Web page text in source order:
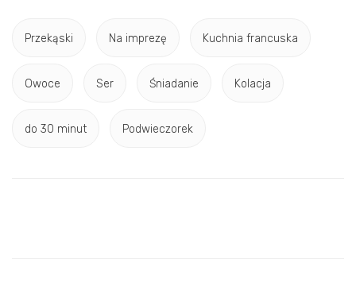
Przekąski Na imprezę Kuchnia francuska
Owoce Ser Śniadanie Kolacja
do 30 minut Podwieczorek